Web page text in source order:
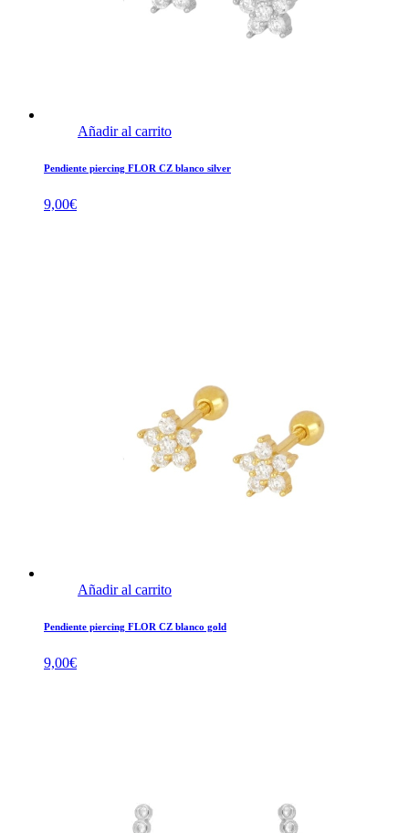
Añadir al carrito
Pendiente piercing FLOR CZ blanco silver
9,00€
Añadir al carrito
Pendiente piercing FLOR CZ blanco gold
9,00€